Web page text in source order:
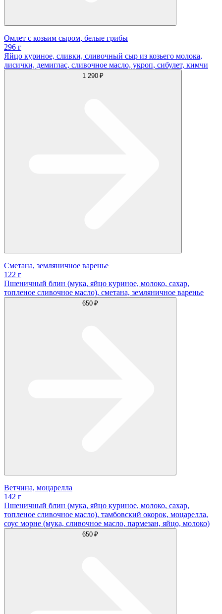
Омлет с козьим сыром, белые грибы
296 г
Яйцо куриное, сливки, сливочный сыр из козьего молока,
лисички, демиглас, сливочное масло, укроп, сибулет, кимчи
1 290 ₽
Сметана, земляничное варенье
122 г
Пшеничный блин (мука, яйцо куриное, молоко, сахар,
топленое сливочное масло), сметана, земляничное варенье
650 ₽
Ветчина, моцарелла
142 г
Пшеничный блин (мука, яйцо куриное, молоко, сахар,
топленое сливочное масло), тамбовский окорок, моцарелла,
соус морне (мука, сливочное масло, пармезан, яйцо, молоко)
650 ₽